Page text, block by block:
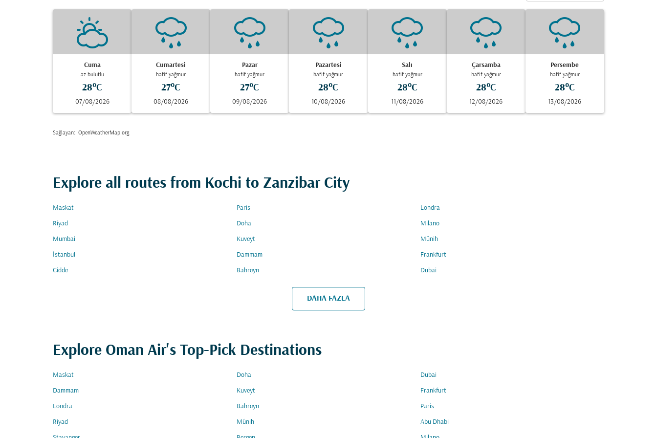
Cuma
az bulutlu
28°C
07/08/2026
Cumartesi
hafif yağmur
27°C
08/08/2026
Pazar
hafif yağmur
27°C
09/08/2026
Pazartesi
hafif yağmur
28°C
10/08/2026
Salı
hafif yağmur
28°C
11/08/2026
Çarsamba
hafif yağmur
28°C
12/08/2026
Persembe
hafif yağmur
28°C
13/08/2026
Sağlayan:: OpenWeatherMap.org
Explore all routes from Kochi to Zanzibar City
Maskat Paris Londra
Riyad Doha Milano
Mumbai Kuveyt Münih
İstanbul Dammam Frankfurt
Cidde Bahreyn Dubai
DAHA FAZLA
Explore Oman Air's Top-Pick Destinations
Maskat Doha Dubai
Dammam Kuveyt Frankfurt
Londra Bahreyn Paris
Riyad Münih Abu Dhabi